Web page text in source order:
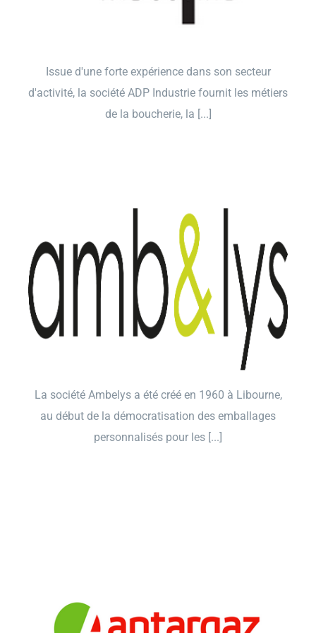
Issue d'une forte expérience dans son secteur
d'activité, la société ADP Industrie fournit les métiers
de la boucherie, la [...]
La société Ambelys a été créé en 1960 à Libourne,
au début de la démocratisation des emballages
personnalisés pour les [...]